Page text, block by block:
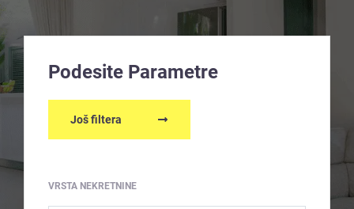
Podesite Parametre
Još filtera
VRSTA NEKRETNINE